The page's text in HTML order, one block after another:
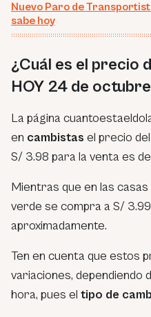
Nuevo Paro de
sabe hoy
¿Cuál es el precio
HOY 24 de
La página
en cambistas el precio
S/ 3.98 para la venta es
Mientras que en las
verde se compra a S/
aproximadamente.
Ten en cuenta que estos
variaciones, dependiendo
hora, pues el tipo de